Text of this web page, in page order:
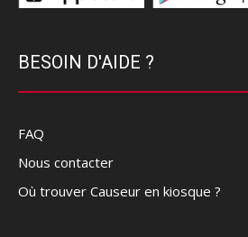
BESOIN D'AIDE ?
FAQ
Nous contacter
Où trouver Causeur en kiosque ?